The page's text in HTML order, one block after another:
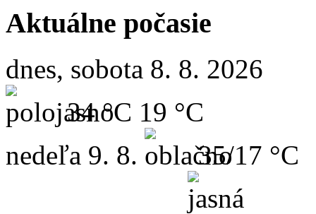
Aktuálne počasie
dnes, sobota 8. 8. 2026
34 °C 19 °C
nedeľa 9. 8. 35/17 °C